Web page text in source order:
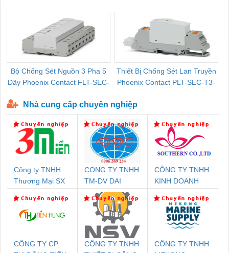
Bộ Chống Sét Nguồn 3 Pha 5
Dây Phoenix Contact FLT-SEC-
Thiết Bị Chống Sét Lan Truyền
Phoenix Contact PLT-SEC-T3-
Nhà cung cấp chuyên nghiệp
Công ty TNHH
Thương Mại SX
CONG TY TNHH
TM-DV DAI
DONG THANH
CÔNG TY TNHH
KINH DOANH
PHƯƠNG NAM
CÔNG TY CP
CÔNG TY TNHH
CÔNG TY TNHH